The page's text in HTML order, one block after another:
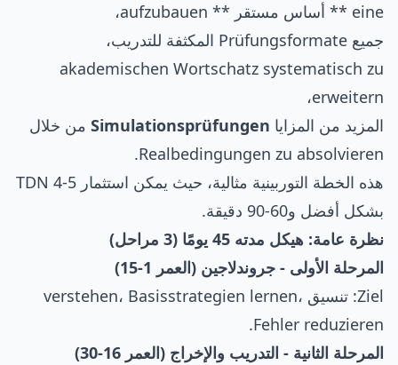
eine ** أساس مستقر ** aufzubauen،
جميع Prüfungsformate المكثفة للتدريب،
akademischen Wortschatz systematisch zu
erweitern،
المزيد من المزايا Simulationsprüfungen من خلال
Realbedingungen zu absolvieren.
هذه الخطة التوربينية مثالية، حيث يمكن استثمار TDN 4-5
بشكل أفضل و60-90 دقيقة.
نظرة عامة: هيكل مدته 45 يومًا (3 مراحل)
المرحلة الأولى - جروندلاجين (العمر 1-15)
Ziel: تنسيق verstehen، Basisstrategien lernen،
Fehler reduzieren.
المرحلة الثانية - التدريب والإخراج (العمر 16-30)